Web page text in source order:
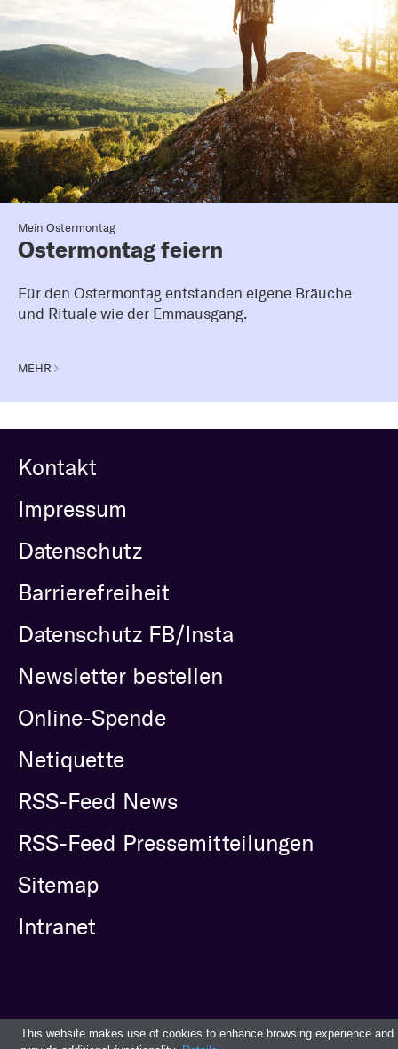
Mein Ostermontag
Ostermontag feiern
Für den Ostermontag entstanden eigene Bräuche
und Rituale wie der Emmausgang.
MEHR
Kontakt
Impressum
Datenschutz
Barrierefreiheit
Datenschutz FB/Insta
Newsletter bestellen
Online-Spende
Netiquette
RSS-Feed News
RSS-Feed Pressemitteilungen
Sitemap
Intranet
This website makes use of cookies to enhance browsing experience and